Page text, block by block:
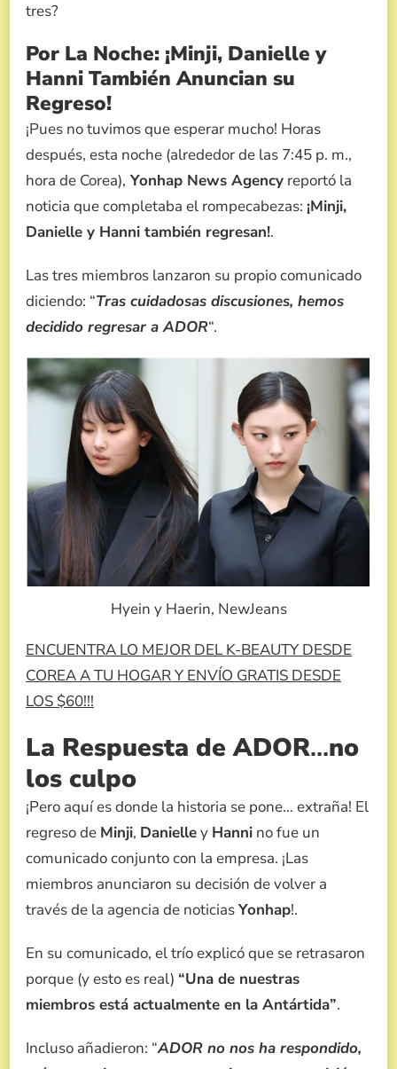
tres?
Por La Noche: ¡Minji, Danielle y
Hanni También Anuncian su
Regreso!
¡Pues no tuvimos que esperar mucho! Horas
después, esta noche (alrededor de las 7:45 p. m.,
hora de Corea), Yonhap News Agency reportó la
noticia que completaba el rompecabezas: ¡Minji,
Danielle y Hanni también regresan!.
Las tres miembros lanzaron su propio comunicado
diciendo: “Tras cuidadosas discusiones, hemos
decidido regresar a ADOR“.
Hyein y Haerin, NewJeans
ENCUENTRA LO MEJOR DEL K-BEAUTY DESDE
COREA A TU HOGAR Y ENVÍO GRATIS DESDE
LOS $60!!!
La Respuesta de ADOR…no
los culpo
¡Pero aquí es donde la historia se pone… extraña! El
regreso de Minji, Danielley Hanni no fue un
comunicado conjunto con la empresa. ¡Las
miembros anunciaron su decisión de volver a
través de la agencia de noticiasYonhap!.
En su comunicado, el trío explicó que se retrasaron
porque (y esto es real) “Una de nuestras
miembros está actualmente en la Antártida”.
Incluso añadieron: “ADOR no nos ha respondido,